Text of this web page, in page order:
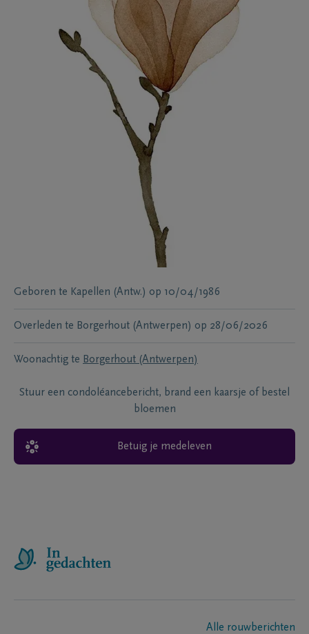
Geboren te Kapellen (Antw.) op 10/04/1986
Overleden te Borgerhout (Antwerpen) op 28/06/2026
Woonachtig te Borgerhout (Antwerpen)
Stuur een condoléancebericht, brand een kaarsje of bestel
bloemen
Betuig je medeleven
Alle rouwberichten